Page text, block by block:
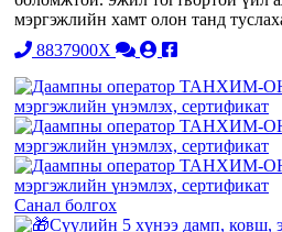
мэргэжлийн хамт олон танд
8837900X
Санал болгох